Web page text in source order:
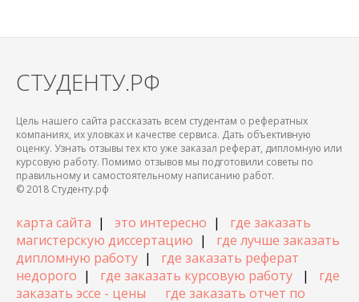
СТУДЕНТУ.РФ
Цель нашего сайта рассказать всем студентам о рефератных
компаниях, их уловках и качестве сервиса. Дать объективную
оценку. Узнать отзывы тех кто уже заказал реферат, дипломную или
курсовую работу. Помимо отзывов мы подготовили советы по
правильному и самостоятельному написанию работ.
© 2018 Студенту.рф
карта сайта | это интересно | где заказать
магистерскую диссертацию | где лучше заказать
дипломную работу | где заказать реферат
недорого | где заказать курсовую работу | где
заказать эссе - цены
где заказать отчет по